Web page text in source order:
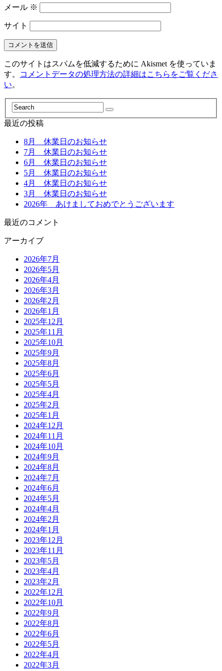
メール ※
サイト
このサイトはスパムを低減するために Akismet を使っていま
す。
コメントデータの処理方法の詳細はこちらをご覧くださ
い。
最近の投稿
8月 休業日のお知らせ
7月 休業日のお知らせ
6月 休業日のお知らせ
5月 休業日のお知らせ
4月 休業日のお知らせ
3月 休業日のお知らせ
2026年 あけましておめでとうございます
最近のコメント
アーカイブ
2026年7月
2026年5月
2026年4月
2026年3月
2026年2月
2026年1月
2025年12月
2025年11月
2025年10月
2025年9月
2025年8月
2025年6月
2025年5月
2025年4月
2025年2月
2025年1月
2024年12月
2024年11月
2024年10月
2024年9月
2024年8月
2024年7月
2024年6月
2024年5月
2024年4月
2024年2月
2024年1月
2023年12月
2023年11月
2023年5月
2023年4月
2023年2月
2022年12月
2022年10月
2022年9月
2022年8月
2022年6月
2022年5月
2022年4月
2022年3月